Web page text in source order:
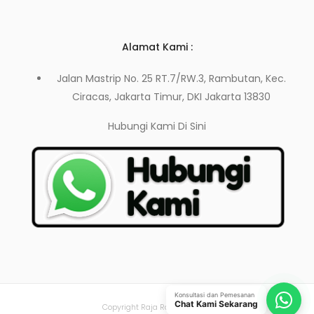
Alamat Kami :
Jalan Mastrip No. 25 RT.7/RW.3, Rambutan, Kec.
Ciracas, Jakarta Timur, DKI Jakarta 13830
Hubungi Kami Di Sini
Copyright Raja Rak Toko 2021
Konsultasi dan Pemesanan
Chat Kami Sekarang